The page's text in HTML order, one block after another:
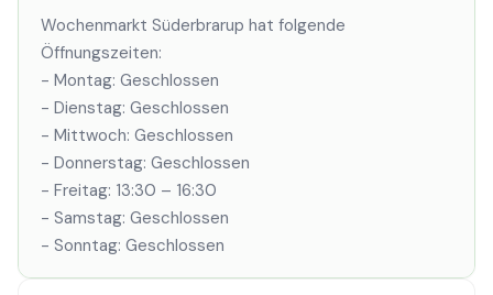
Wochenmarkt Süderbrarup hat folgende
Öffnungszeiten:
- Montag: Geschlossen
- Dienstag: Geschlossen
- Mittwoch: Geschlossen
- Donnerstag: Geschlossen
- Freitag: 13:30 – 16:30
- Samstag: Geschlossen
- Sonntag: Geschlossen